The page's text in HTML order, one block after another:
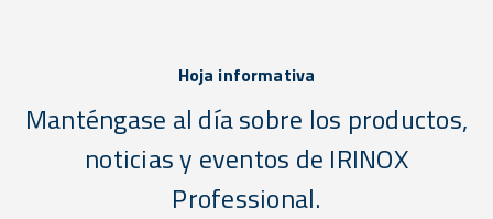
Hoja informativa
Manténgase al día sobre los productos,
noticias y eventos de IRINOX
Professional.